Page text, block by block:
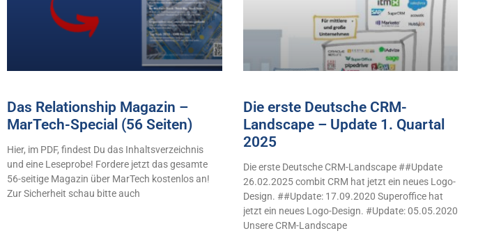
Das Relationship Magazin –
MarTech-Special (56 Seiten)
Hier, im PDF, findest Du das Inhaltsverzeichnis
und eine Leseprobe! Fordere jetzt das gesamte
56-seitige Magazin über MarTech kostenlos an!
Zur Sicherheit schau bitte auch
Die erste Deutsche CRM-
Landscape – Update 1. Quartal
2025
Die erste Deutsche CRM-Landscape ##Update
26.02.2025 combit CRM hat jetzt ein neues Logo-
Design. ##Update: 17.09.2020 Superoffice hat
jetzt ein neues Logo-Design. #Update: 05.05.2020
Unsere CRM-Landscape